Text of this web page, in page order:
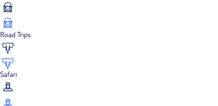
Road Trips
Safari